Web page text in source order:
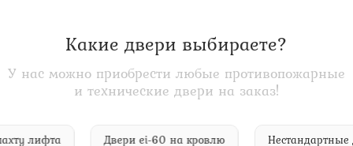
Какие двери выбираете?
У нас можно приобрести любые противопожарные
и технические двери на заказ!
шахту лифта Двери ei-60 на кровлю